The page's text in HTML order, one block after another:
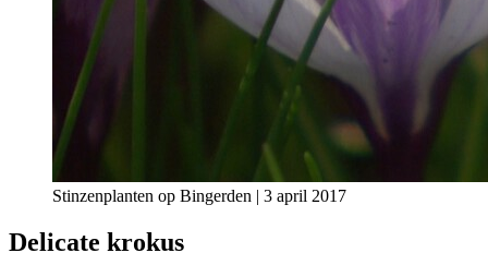
Stinzenplanten op Bingerden | 3 april 2017
Delicate krokus